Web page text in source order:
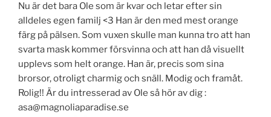
Nu är det bara Ole som är kvar och letar efter sin
alldeles egen familj <3 Han är den med mest orange
färg på pälsen. Som vuxen skulle man kunna tro att han
svarta mask kommer försvinna och att han då visuellt
upplevs som helt orange. Han är, precis som sina
brorsor, otroligt charmig och snäll. Modig och framåt.
Rolig!! Är du intresserad av Ole så hör av dig :
asa@magnoliaparadise.se